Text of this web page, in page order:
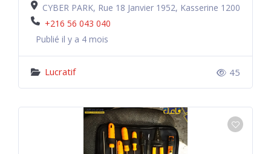
CYBER PARK, Rue 18 Janvier 1952, Kasserine 1200
+216 56 043 040
Publié il y a 4 mois
Lucratif 45